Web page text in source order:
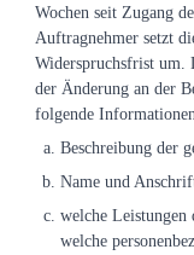
Wochen seit Zugang
Auftragnehmer setzt
Widerspruchsfrist um.
der Änderung an der
folgende
Beschreibung der
Name und
welche Leistungen
welche